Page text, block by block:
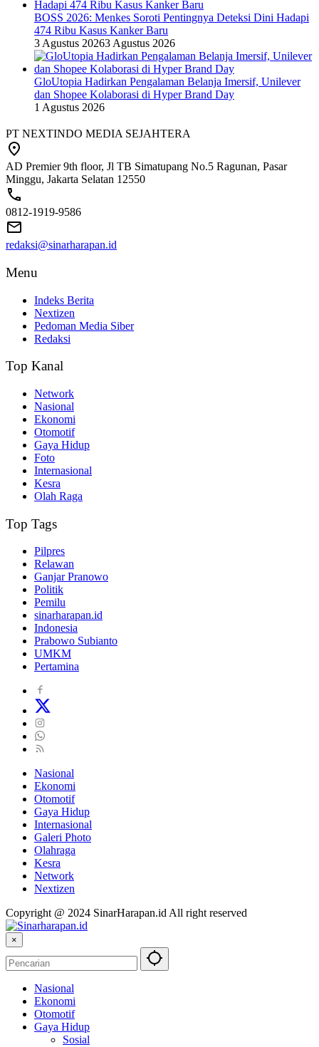
BOSS 2026: Menkes Soroti Pentingnya Deteksi Dini Hadapi
474 Ribu Kasus Kanker Baru
3 Agustus 20263 Agustus 2026
GloUtopia Hadirkan Pengalaman Belanja Imersif, Unilever
dan Shopee Kolaborasi di Hyper Brand Day
1 Agustus 2026
PT NEXTINDO MEDIA SEJAHTERA
AD Premier 9th floor, Jl TB Simatupang No.5 Ragunan, Pasar
Minggu, Jakarta Selatan 12550
0812-1919-9586
redaksi@sinarharapan.id
Menu
Indeks Berita
Nextizen
Pedoman Media Siber
Redaksi
Top Kanal
Network
Nasional
Ekonomi
Otomotif
Gaya Hidup
Foto
Internasional
Kesra
Olah Raga
Top Tags
Pilpres
Relawan
Ganjar Pranowo
Politik
Pemilu
sinarharapan.id
Indonesia
Prabowo Subianto
UMKM
Pertamina
Nasional
Ekonomi
Otomotif
Gaya Hidup
Internasional
Galeri Photo
Olahraga
Kesra
Network
Nextizen
Copyright @ 2024 SinarHarapan.id All right reserved
×
Nasional
Ekonomi
Otomotif
Gaya Hidup
Sosial